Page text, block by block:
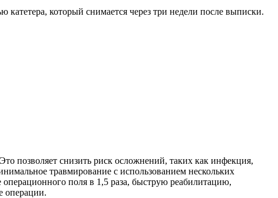
катетера, который снимается через три недели после выписки.
позволяет снизить риск осложнений, таких как инфекция,
травмирование с использованием нескольких
поля в 1,5 раза, быструю реабилитацию,
операции.